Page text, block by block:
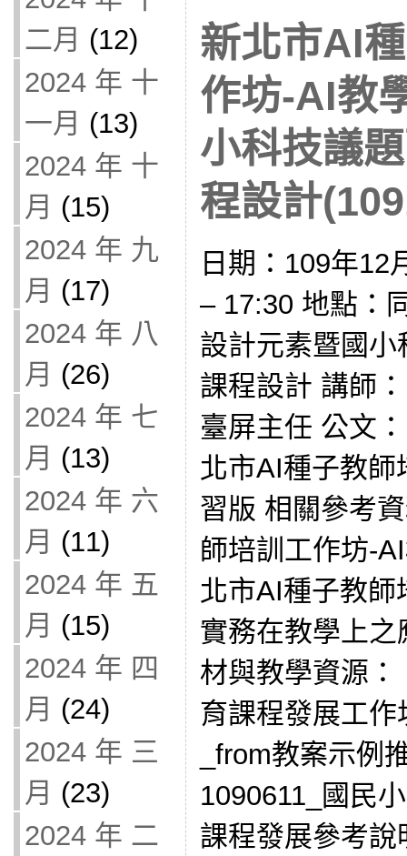
二月 (12)
2024 年 十
一月 (13)
2024 年 十
月 (15)
2024 年 九
月 (17)
2024 年 八
月 (26)
2024 年 七
月 (13)
2024 年 六
月 (11)
2024 年 五
月 (15)
2024 年 四
月 (24)
2024 年 三
月 (23)
2024 年 二
新北市AI
作坊-AI教
小科技議
程設計
日期：109年12
– 17:30 地點：
設計元素暨國
課程設計 講師
臺屏主任 公文
北市AI種子教師
習版 相關參考
師培訓工作坊-
北市AI種子教
實務在教學上
材與教學資源
育課程發展工
_from教案示例
1090611_國民
課程發展參考